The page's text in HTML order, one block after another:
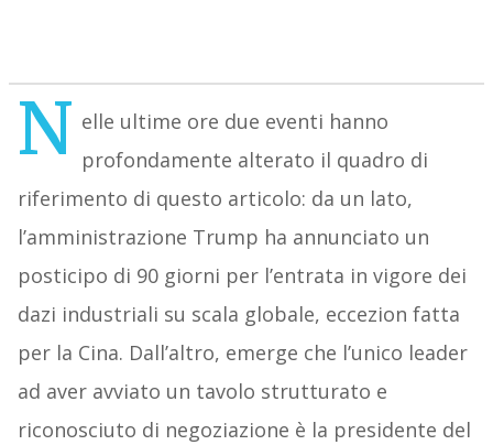
N elle ultime ore due eventi hanno
profondamente alterato il quadro di
riferimento di questo articolo: da un lato,
l’amministrazione Trump ha annunciato un
posticipo di 90 giorni per l’entrata in vigore dei
dazi industriali su scala globale, eccezion fatta
per la Cina. Dall’altro, emerge che l’unico leader
ad aver avviato un tavolo strutturato e
riconosciuto di negoziazione è la presidente del